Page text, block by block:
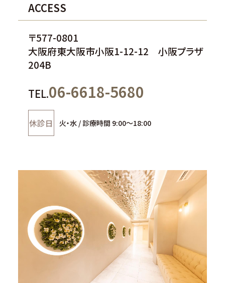
ACCESS
〒577-0801
大阪府東大阪市小阪1-12-12 小阪プラザ
204B
TEL.06-6618-5680
休診日 火・水 / 診療時間 9:00～18:00